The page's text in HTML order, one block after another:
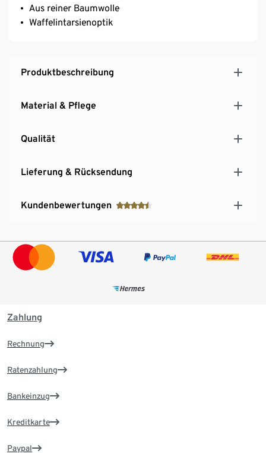
Aus reiner Baumwolle
Waffelintarsienoptik
Produktbeschreibung
Material & Pflege
Qualität
Lieferung & Rücksendung
Kundenbewertungen
Zahlung
Rechnung
Ratenzahlung
Bankeinzug
Kreditkarte
Paypal